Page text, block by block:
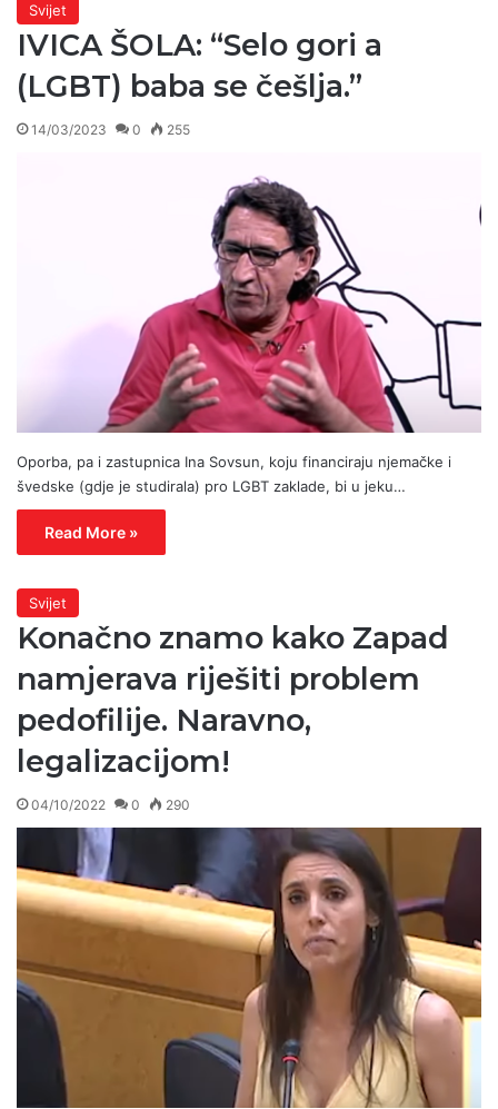
Svijet
IVICA ŠOLA: “Selo gori a
(LGBT) baba se češlja.”
14/03/2023 0 255
Oporba, pa i zastupnica Ina Sovsun, koju financiraju njemačke i
švedske (gdje je studirala) pro LGBT zaklade, bi u jeku…
Read More »
Svijet
Konačno znamo kako Zapad
namjerava riješiti problem
pedofilije. Naravno,
legalizacijom!
04/10/2022 0 290